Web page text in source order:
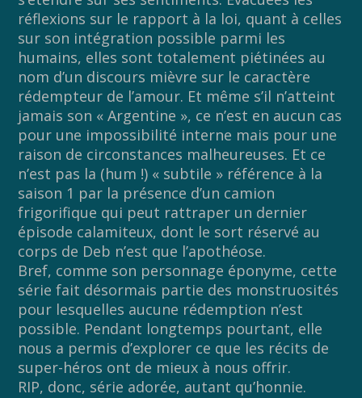
réflexions sur le rapport à la loi, quant à celles
sur son intégration possible parmi les
humains, elles sont totalement piétinées au
nom d’un discours mièvre sur le caractère
rédempteur de l’amour. Et même s’il n’atteint
jamais son « Argentine », ce n’est en aucun cas
pour une impossibilité interne mais pour une
raison de circonstances malheureuses. Et ce
n’est pas la (hum !) « subtile » référence à la
saison 1 par la présence d’un camion
frigorifique qui peut rattraper un dernier
épisode calamiteux, dont le sort réservé au
corps de Deb n’est que l’apothéose.
Bref, comme son personnage éponyme, cette
série fait désormais partie des monstruosités
pour lesquelles aucune rédemption n’est
possible. Pendant longtemps pourtant, elle
nous a permis d’explorer ce que les récits de
super-héros ont de mieux à nous offrir.
RIP, donc, série adorée, autant qu’honnie.